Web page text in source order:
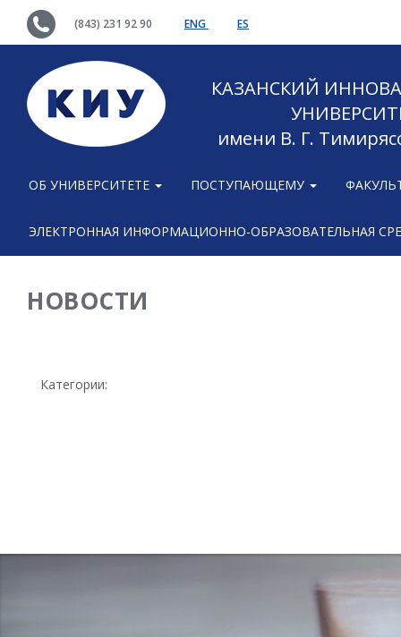
(843) 231 92 90 ENG ES
КАЗАНСКИЙ
имени В. Г.
ОБ УНИВЕРСИТЕТЕ ПОСТУПАЮЩЕМУ
ЭЛЕКТРОННАЯ ИНФОРМАЦИОННО-ОБРАЗОВАТЕЛЬНАЯ
НОВОСТИ
Категории: